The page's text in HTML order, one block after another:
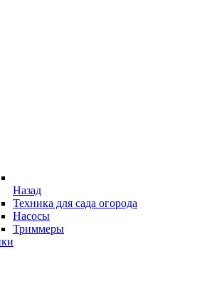
Назад
Техника для сада огорода
Насосы
Триммеры